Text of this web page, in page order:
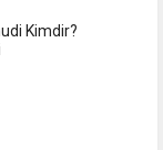
Kimdir?